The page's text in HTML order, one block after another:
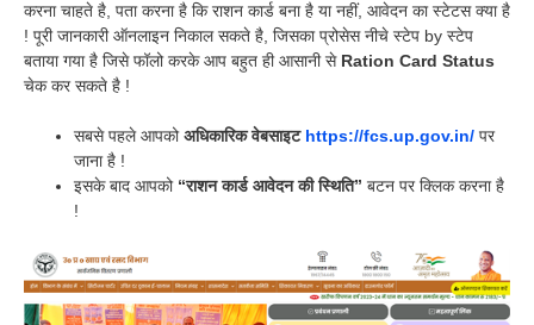
करना चाहते है, पता करना है कि राशन कार्ड बना है या नहीं, आवेदन का स्टेटस क्या है
! पूरी जानकारी ऑनलाइन निकाल सकते है, जिसका प्रोसेस नीचे स्टेप by स्टेप
बताया गया है जिसे फॉलो करके आप बहुत ही आसानी से Ration Card Status
चेक कर सकते है !
सबसे पहले आपकोअधिकारिक वेबसाइट https://fcs.up.gov.in/ पर
जाना है !
इसके बाद आपको “राशन कार्ड आवेदन की स्थिति” बटन पर क्लिक करना है
!